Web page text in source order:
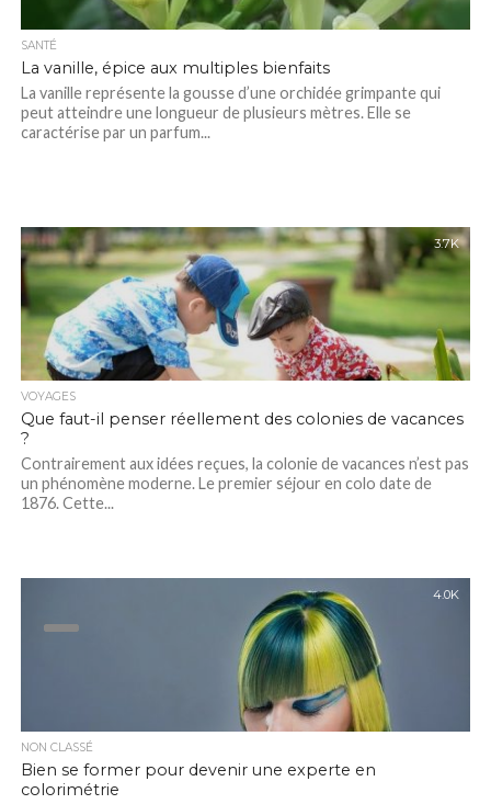
SANTÉ
La vanille, épice aux multiples bienfaits
La vanille représente la gousse d’une orchidée grimpante qui
peut atteindre une longueur de plusieurs mètres. Elle se
caractérise par un parfum...
3.7K
VOYAGES
Que faut-il penser réellement des colonies de vacances
?
Contrairement aux idées reçues, la colonie de vacances n’est pas
un phénomène moderne. Le premier séjour en colo date de
1876. Cette...
4.0K
NON CLASSÉ
Bien se former pour devenir une experte en
colorimétrie